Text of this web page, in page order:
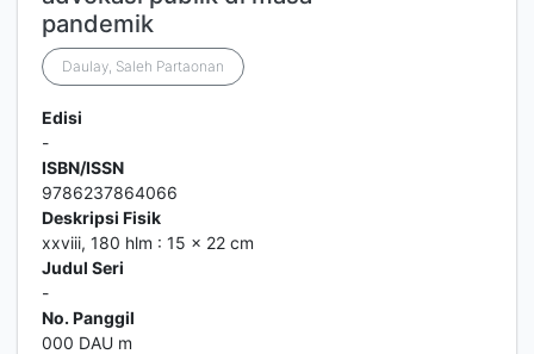
pandemik
Daulay, Saleh Partaonan
Edisi
-
ISBN/ISSN
9786237864066
Deskripsi Fisik
xxviii, 180 hlm : 15 x 22 cm
Judul Seri
-
No. Panggil
000 DAU m